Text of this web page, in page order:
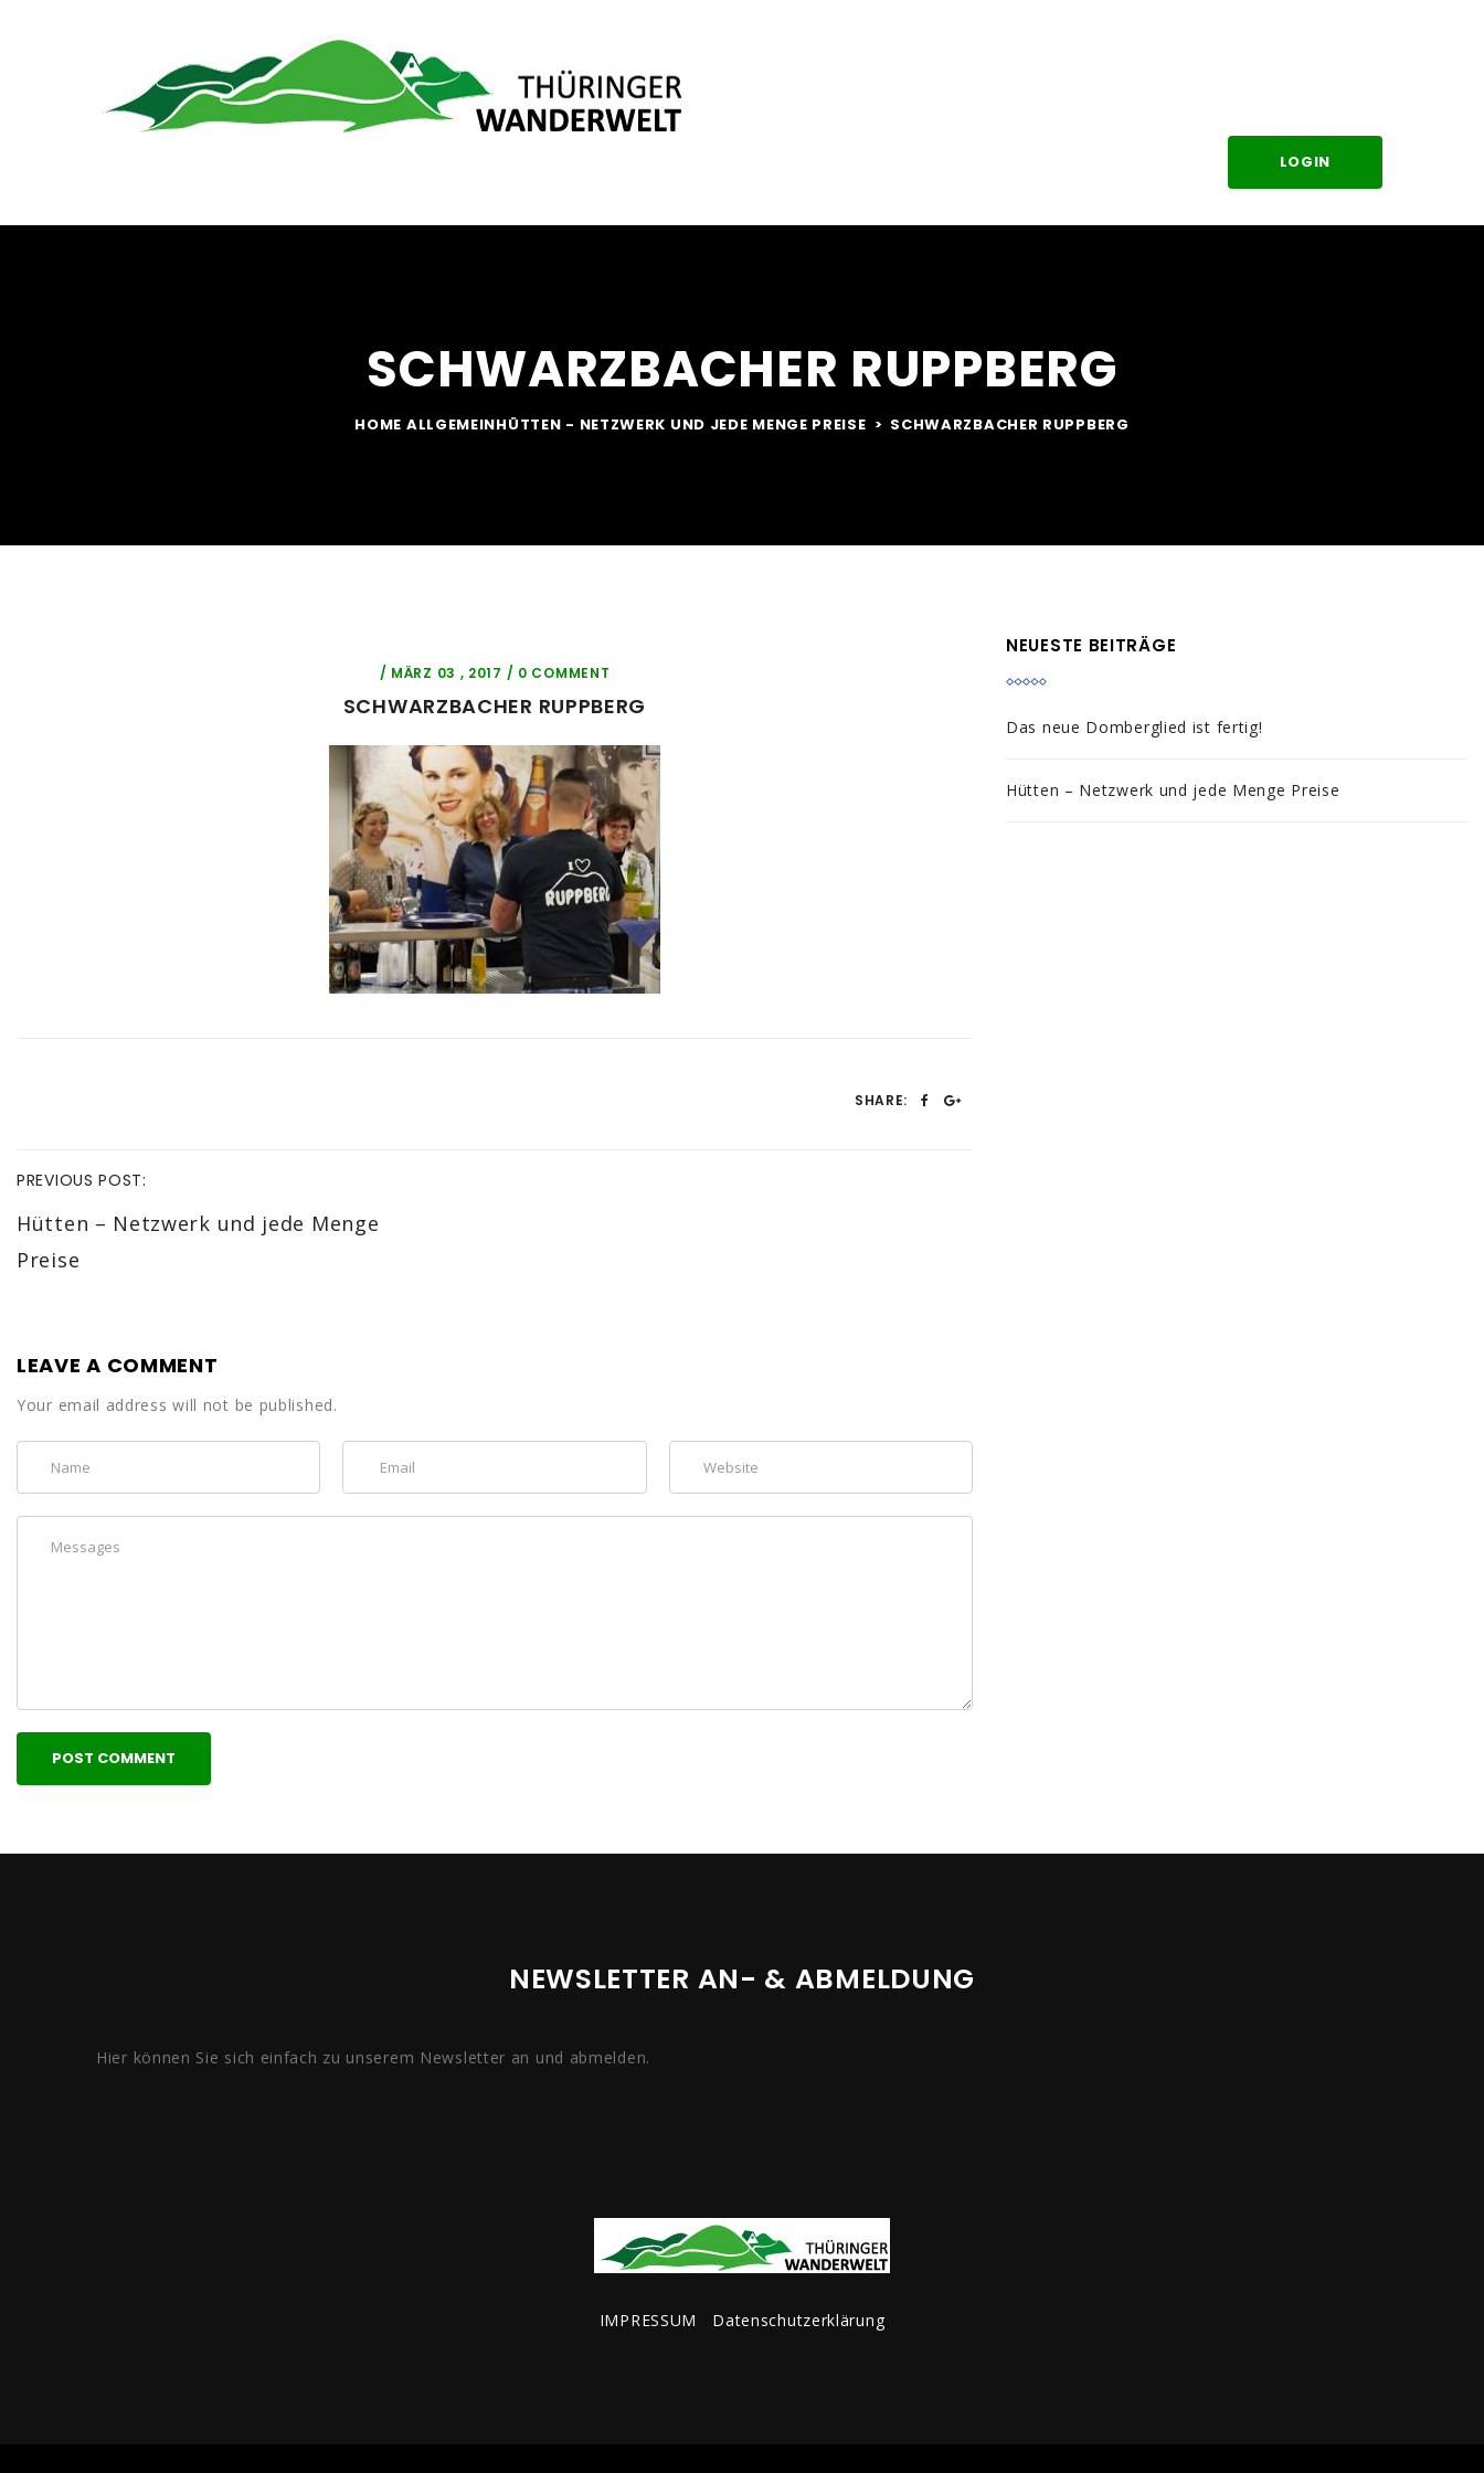
LOGIN
SCHWARZBACHER RUPPBERG
HOME ALLGEMEINHÜTTEN - NETZWERK UND JEDE MENGE PREISE SCHWARZBACHER RUPPBERG
/ MÄRZ 03 , 2017 / 0 COMMENT
SCHWARZBACHER RUPPBERG
SHARE:
PREVIOUS POST:
Hütten – Netzwerk und jede Menge
Preise
LEAVE A COMMENT
Your email address will not be published.
NEUESTE BEITRÄGE
Das neue Domberglied ist fertig!
Hütten – Netzwerk und jede Menge Preise
NEWSLETTER AN- & ABMELDUNG
Hier können Sie sich einfach zu unserem Newsletter an und abmelden.
IMPRESSUM Datenschutzerklärung